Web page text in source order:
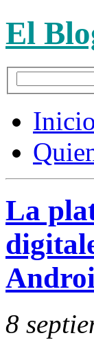
El
Inicio
La
8